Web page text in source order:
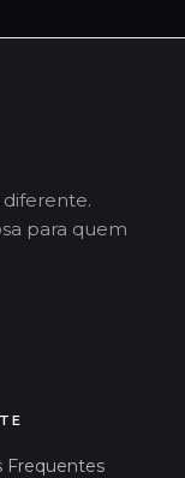
para quem
Frequentes